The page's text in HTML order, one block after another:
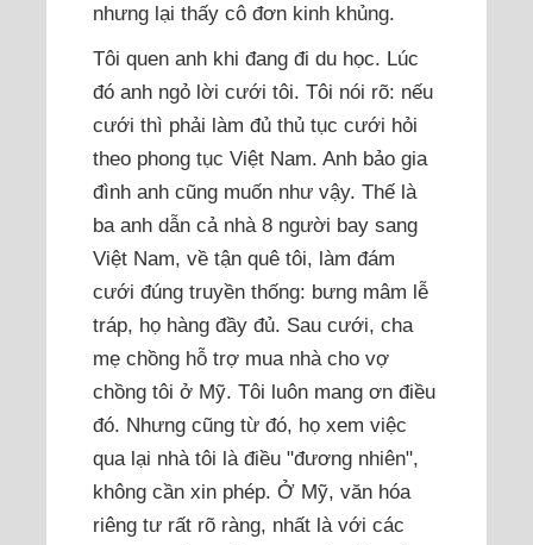
nhưng lại thấy cô đơn kinh khủng.
Tôi quen anh khi đang đi du học. Lúc
đó anh ngỏ lời cưới tôi. Tôi nói rõ: nếu
cưới thì phải làm đủ thủ tục cưới hỏi
theo phong tục Việt Nam. Anh bảo gia
đình anh cũng muốn như vậy. Thế là
ba anh dẫn cả nhà 8 người bay sang
Việt Nam, về tận quê tôi, làm đám
cưới đúng truyền thống: bưng mâm lễ
tráp, họ hàng đầy đủ. Sau cưới, cha
mẹ chồng hỗ trợ mua nhà cho vợ
chồng tôi ở Mỹ. Tôi luôn mang ơn điều
đó. Nhưng cũng từ đó, họ xem việc
qua lại nhà tôi là điều "đương nhiên",
không cần xin phép. Ở Mỹ, văn hóa
riêng tư rất rõ ràng, nhất là với các